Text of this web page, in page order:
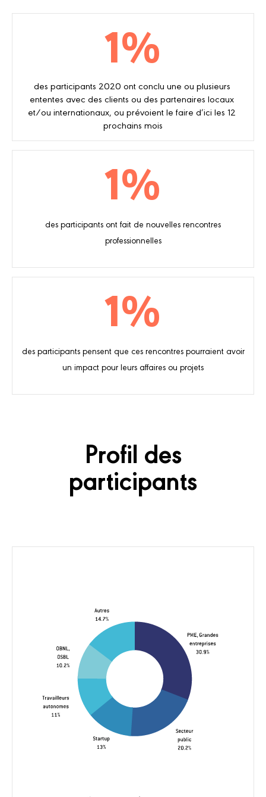
1%
des participants 2020 ont conclu une ou plusieurs
ententes avec des clients ou des partenaires locaux
et/ou internationaux, ou prévoient le faire d’ici les 12
prochains mois
1%
des participants ont fait de nouvelles rencontres
professionnelles
1%
des participants pensent que ces rencontres pourraient avoir
un impact pour leurs affaires ou projets
Profil des
participants